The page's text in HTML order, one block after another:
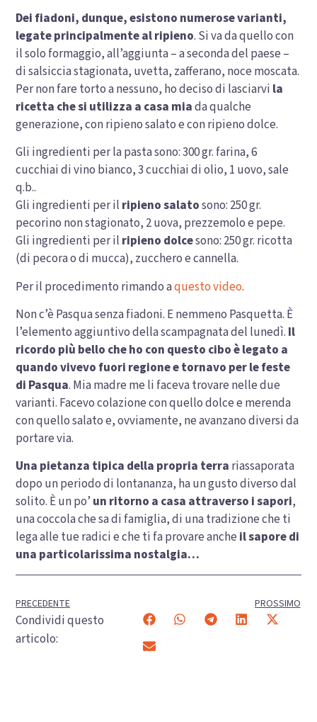
Dei fiadoni, dunque, esistono numerose varianti,
legate principalmente al ripieno. Si va da quello con
il solo formaggio, all’aggiunta – a seconda del paese –
di salsiccia stagionata, uvetta, zafferano, noce moscata.
Per non fare torto a nessuno, ho deciso di lasciarvi la
ricetta che si utilizza a casa miada qualche
generazione, con ripieno salato e con ripieno dolce.
Gli ingredienti per la pasta sono: 300 gr. farina, 6
cucchiai di vino bianco, 3 cucchiai di olio, 1 uovo, sale
q.b..
Gli ingredienti per il ripieno salatosono: 250 gr.
pecorino non stagionato, 2 uova, prezzemolo e pepe.
Gli ingredienti per il ripieno dolcesono: 250 gr. ricotta
(di pecora o di mucca), zucchero e cannella.
Per il procedimento rimando aquesto video.
Non c’è Pasqua senza fiadoni. E nemmeno Pasquetta. È
l’elemento aggiuntivo della scampagnata del lunedì. Il
ricordo più bello che ho con questo cibo è legato a
quando vivevo fuori regione e tornavo per le feste
di Pasqua. Mia madre me li faceva trovare nelle due
varianti. Facevo colazione con quello dolce e merenda
con quello salato e, ovviamente, ne avanzano diversi da
portare via.
Una pietanza tipica della propria terra riassaporata
dopo un periodo di lontananza, ha un gusto diverso dal
solito. È un po’ un ritorno a casa attraverso i sapori,
una coccola che sa di famiglia, di una tradizione che ti
lega alle tue radici e che ti fa provare anche il sapore di
una particolarissima nostalgia…
PRECEDENTE PROSSIMO
Condividi questo
articolo: